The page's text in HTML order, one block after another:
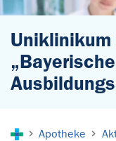
„Bayerische
Apotheke